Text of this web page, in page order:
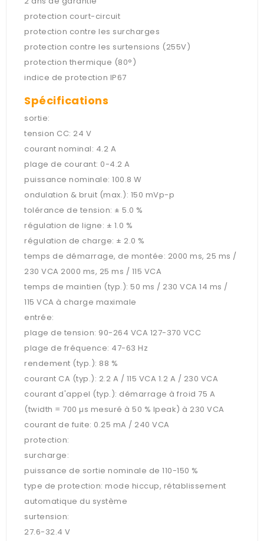
protection court-circuit
protection contre les surcharges
protection contre les surtensions (255V)
protection thermique (80°)
indice de protection IP67
Spécifications
sortie:
tension CC: 24 V
courant nominal: 4.2 A
plage de courant: 0-4.2 A
puissance nominale: 100.8 W
ondulation & bruit (max.): 150 mVp-p
tolérance de tension: ± 5.0 %
régulation de ligne: ± 1.0 %
régulation de charge: ± 2.0 %
temps de démarrage, de montée: 2000 ms, 25 ms /
230 VCA 2000 ms, 25 ms / 115 VCA
temps de maintien (typ.): 50 ms / 230 VCA 14 ms /
115 VCA à charge maximale
entrée:
plage de tension: 90-264 VCA 127-370 VCC
plage de fréquence: 47-63 Hz
rendement (typ.): 88 %
courant CA (typ.): 2.2 A / 115 VCA 1.2 A / 230 VCA
courant d'appel (typ.): démarrage à froid 75 A
(twidth = 700 µs mesuré à 50 % Ipeak) à 230 VCA
courant de fuite: 0.25 mA / 240 VCA
protection:
surcharge:
puissance de sortie nominale de 110-150 %
type de protection: mode hiccup, rétablissement
automatique du système
surtension:
27.6-32.4 V